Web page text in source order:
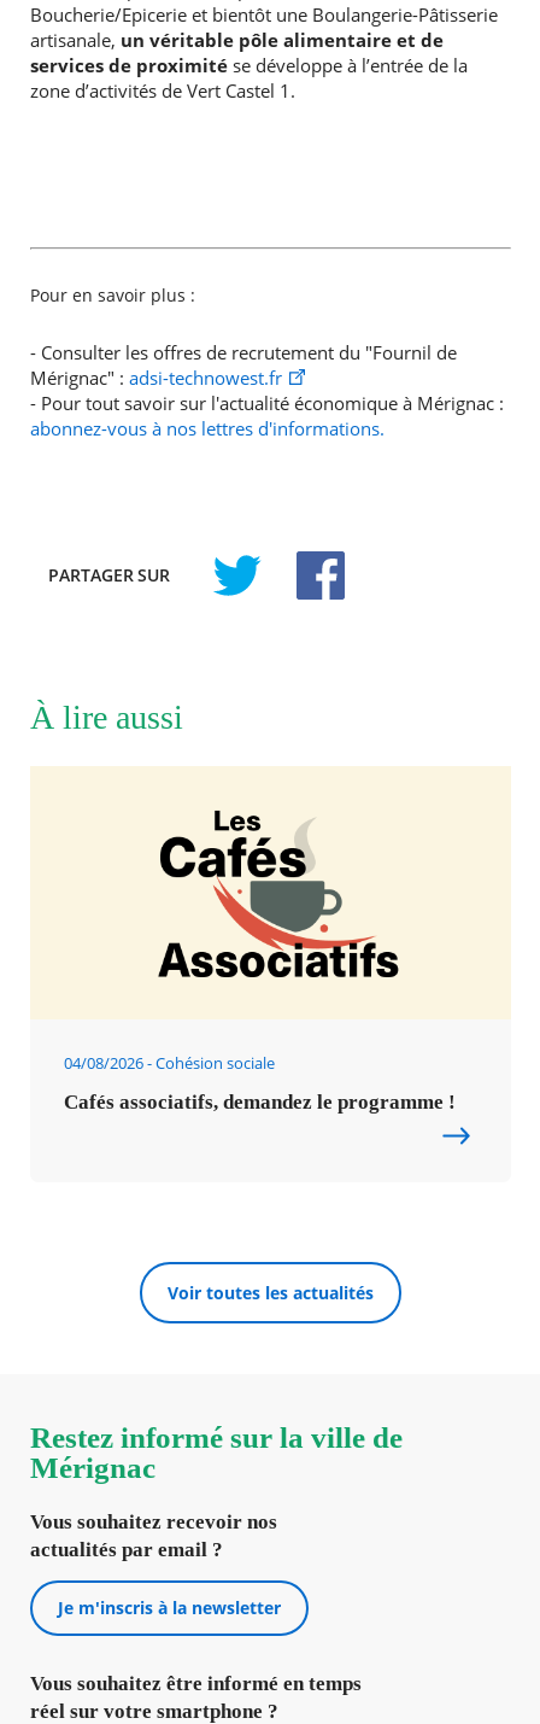
Boucherie/Epicerie et bientôt une Boulangerie-Pâtisserie
artisanale, un véritable pôle alimentaire et de
services de proximitése développe à l’entrée de la
zone d’activités de Vert Castel 1.
Pour en savoir plus :
- Consulter les offres de recrutement du "Fournil de
Mérignac" : adsi-technowest.fr
- Pour tout savoir sur l'actualité économique à Mérignac :
abonnez-vous à nos lettres d'informations.
PARTAGERSUR
À lire aussi
04/08/2026 Cohésion sociale
Cafés associatifs, demandez le programme !
Voir toutes les actualités
Restez informé sur la ville de
Mérignac
Vous souhaitez recevoir nos
actualités par email ?
Je m'inscris à la newsletter
Vous souhaitez être informé en temps
réel sur votre smartphone ?